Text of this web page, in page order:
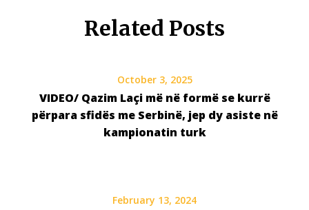
Related Posts
October 3, 2025
VIDEO/ Qazim Laçi më në formë se kurrë
përpara sfidës me Serbinë, jep dy asiste në
kampionatin turk
February 13, 2024